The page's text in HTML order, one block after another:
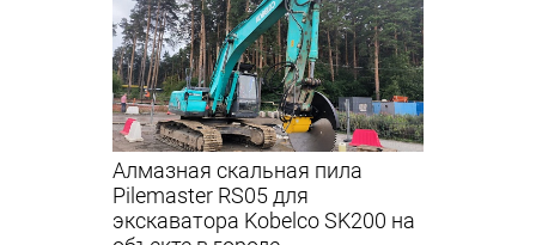
Алмазная скальная пила
Pilemaster RS05 для
экскаватора Kobelco SK200 на